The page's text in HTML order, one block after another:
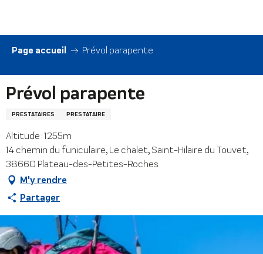
contenu
principal
Page accueil Prévol parapente
Prévol parapente
PRESTATAIRES PRESTATAIRE
Altitude : 1255m
14 chemin du funiculaire, Le chalet, Saint-Hilaire du Touvet,
38660 Plateau-des-Petites-Roches
M'y rendre
Partager